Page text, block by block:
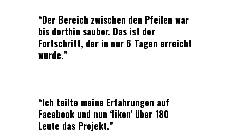
“Der Bereich zwischen den Pfeilen war
bis dorthin sauber. Das ist der
Fortschritt, der in nur 6 Tagen erreicht
wurde.”
“Ich teilte meine Erfahrungen auf
Facebook und nun ‘liken’ über 180
Leute das Projekt.”